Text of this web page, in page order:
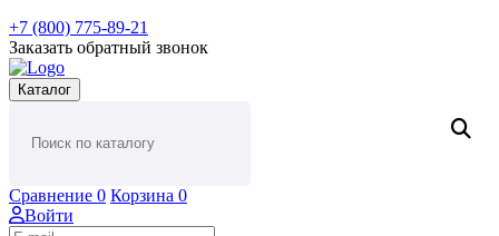
+7 (800) 775-89-21
Заказать обратный звонок
Каталог
Сравнение 0 Корзина 0
Войти